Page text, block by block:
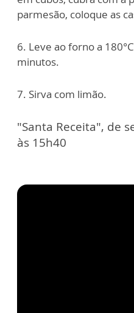
parmesão, coloque as
6. Leve ao forno a
minutos.
7. Sirva com limão.
"Santa Receita", de
às 15h40